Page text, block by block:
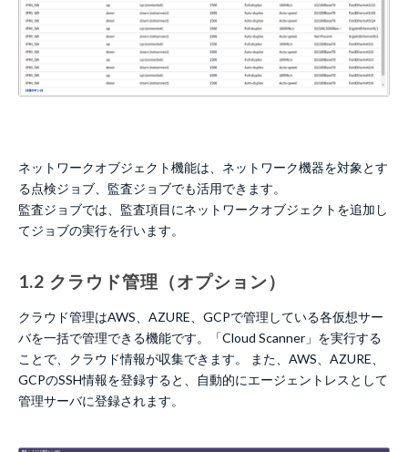
ネットワークオブジェクト機能は、ネットワーク機器を対象とす
る点検ジョブ、監査ジョブでも活用できます。
監査ジョブでは、監査項目にネットワークオブジェクトを追加し
てジョブの実行を行います。
1.2 クラウド管理（オプション）
クラウド管理はAWS、AZURE、GCPで管理している各仮想サー
バを一括で管理できる機能です。「Cloud Scanner」を実行する
ことで、クラウド情報が収集できます。 また、AWS、AZURE、
GCPのSSH情報を登録すると、自動的にエージェントレスとして
管理サーバに登録されます。